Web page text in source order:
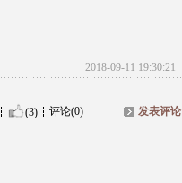
2018-09-11 19:30:21
(3) 评论(0) 发表评论